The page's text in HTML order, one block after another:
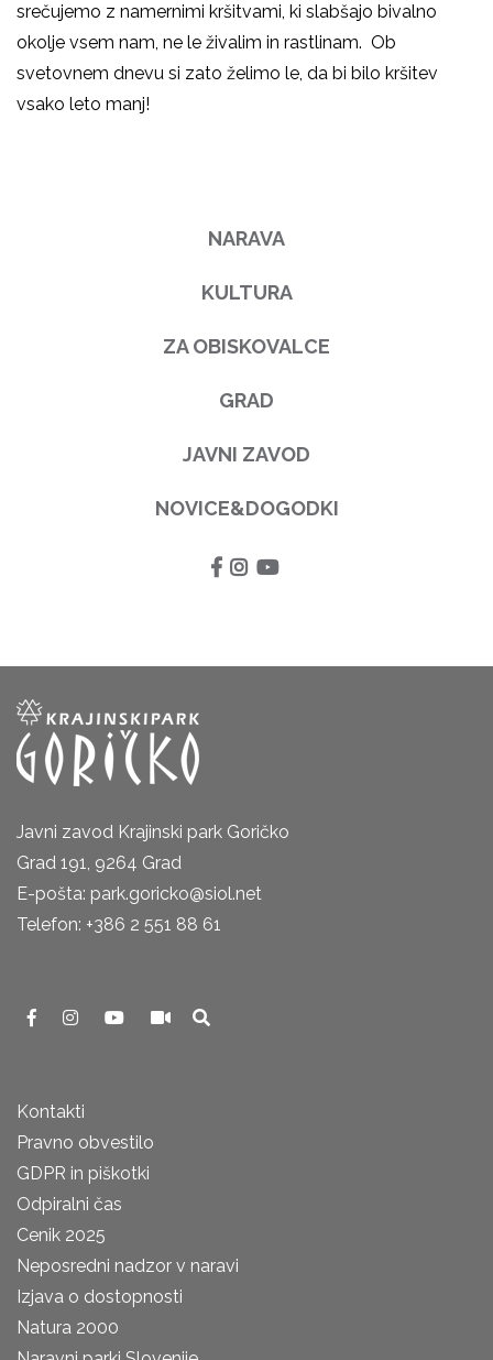
srečujemo z namernimi kršitvami, ki slabšajo bivalno
okolje vsem nam, ne le živalim in rastlinam. Ob
svetovnem dnevu si zato želimo le, da bi bilo kršitev
vsako leto manj!
NARAVA
KULTURA
ZA OBISKOVALCE
GRAD
JAVNI ZAVOD
NOVICE&DOGODKI
Javni zavod Krajinski park Goričko
Grad 191, 9264 Grad
E-pošta: park.goricko@siol.net
Telefon: +386 2 551 88 61
Kontakti
Pravno obvestilo
GDPR in piškotki
Odpiralni čas
Cenik 2025
Neposredni nadzor v naravi
Izjava o dostopnosti
Natura 2000